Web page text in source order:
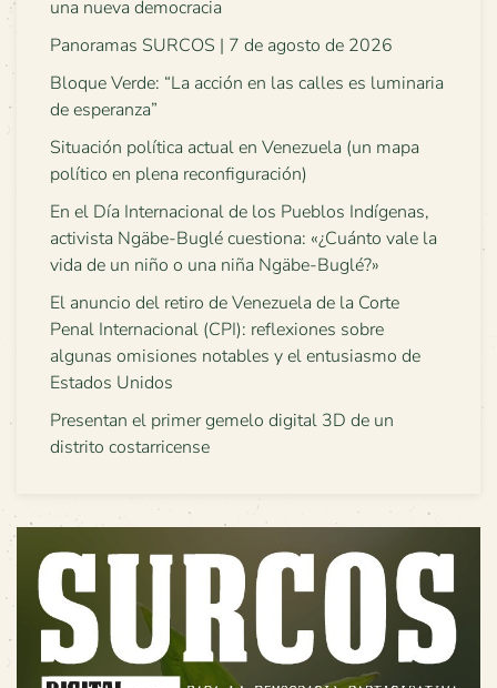
una nueva democracia
Panoramas SURCOS | 7 de agosto de 2026
Bloque Verde: “La acción en las calles es luminaria
de esperanza”
Situación política actual en Venezuela (un mapa
político en plena reconfiguración)
En el Día Internacional de los Pueblos Indígenas,
activista Ngäbe-Buglé cuestiona: «¿Cuánto vale la
vida de un niño o una niña Ngäbe-Buglé?»
El anuncio del retiro de Venezuela de la Corte
Penal Internacional (CPI): reflexiones sobre
algunas omisiones notables y el entusiasmo de
Estados Unidos
Presentan el primer gemelo digital 3D de un
distrito costarricense